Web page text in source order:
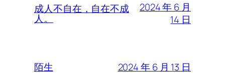
成人不自在，自在不成
人。
2024 年 6 月
14 日
陌生 2024 年 6 月 13 日